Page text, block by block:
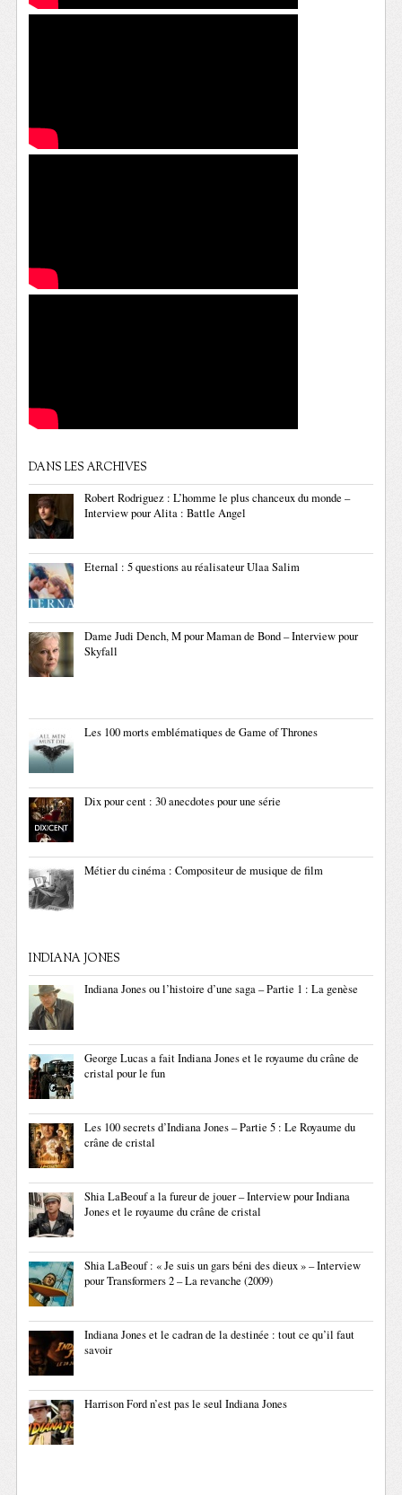
DANS LES ARCHIVES
Robert Rodriguez : L’homme le plus chanceux du monde –
Interview pour Alita : Battle Angel
Eternal : 5 questions au réalisateur Ulaa Salim
Dame Judi Dench, M pour Maman de Bond – Interview pour
Skyfall
Les 100 morts emblématiques de Game of Thrones
Dix pour cent : 30 anecdotes pour une série
Métier du cinéma : Compositeur de musique de film
INDIANA JONES
Indiana Jones ou l’histoire d’une saga – Partie 1 : La genèse
George Lucas a fait Indiana Jones et le royaume du crâne de
cristal pour le fun
Les 100 secrets d’Indiana Jones – Partie 5 : Le Royaume du
crâne de cristal
Shia LaBeouf a la fureur de jouer – Interview pour Indiana
Jones et le royaume du crâne de cristal
Shia LaBeouf : « Je suis un gars béni des dieux » – Interview
pour Transformers 2 – La revanche (2009)
Indiana Jones et le cadran de la destinée : tout ce qu’il faut
savoir
Harrison Ford n’est pas le seul Indiana Jones